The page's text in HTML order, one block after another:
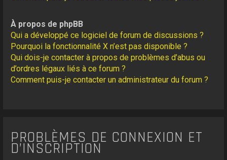
À propos de phpBB
Qui a développé ce logiciel de forum de discussions ?
Pourquoi la fonctionnalité X n’est pas disponible ?
Qui dois-je contacter à propos de problèmes d’abus ou
d’ordres légaux liés à ce forum ?
Comment puis-je contacter un administrateur du forum ?
PROBLÈMES DE CONNEXION ET
D’INSCRIPTION